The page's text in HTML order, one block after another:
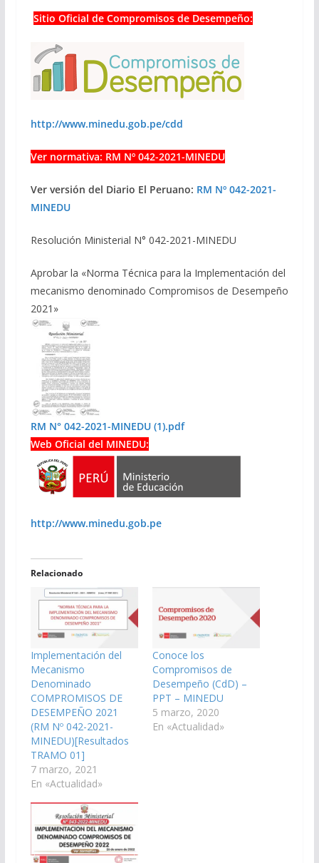
Sitio Oficial de Compromisos de Desempeño:
http://www.minedu.gob.pe/cdd
Ver normativa: RM Nº 042-2021-MINEDU
Ver versión del Diario El Peruano: RM Nº 042-2021-
MINEDU
Resolución Ministerial N° 042-2021-MINEDU
Aprobar la «Norma Técnica para la Implementación del
mecanismo denominado Compromisos de Desempeño
2021»
RM N° 042-2021-MINEDU (1).pdf
Web Oficial del MINEDU:
http://www.minedu.gob.pe
Relacionado
Implementación del
Mecanismo
Denominado
COMPROMISOS DE
DESEMPEÑO 2021
(RM Nº 042-2021-
MINEDU)[Resultados
TRAMO 01]
7 marzo, 2021
En «Actualidad»
Conoce los
Compromisos de
Desempeño (CdD) –
PPT – MINEDU
5 marzo, 2020
En «Actualidad»